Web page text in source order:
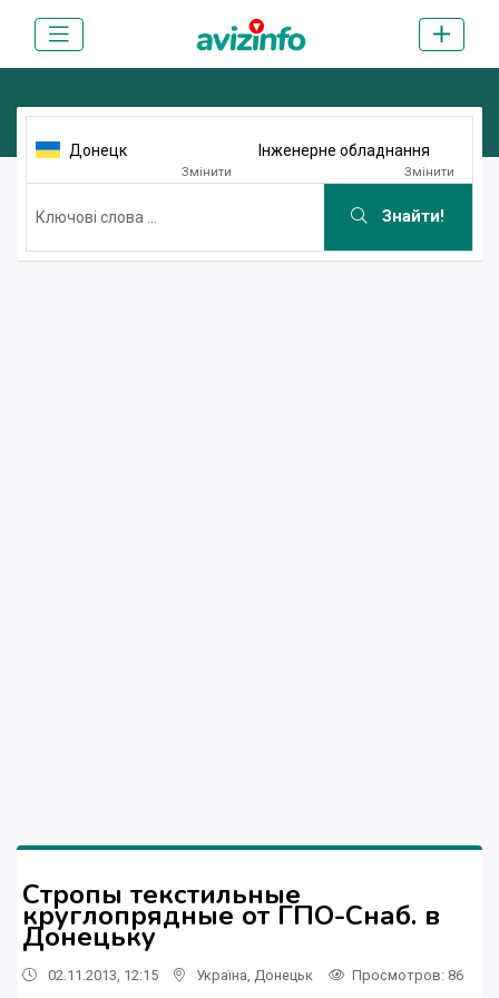
Донецк
Змінити
Інженерне обладнання
Змінити
Знайти!
Стропы текстильные
круглопрядные от ГПО-Снаб. в
Донецьку
02.11.2013, 12:15 Україна Донецьк Просмотров: 86